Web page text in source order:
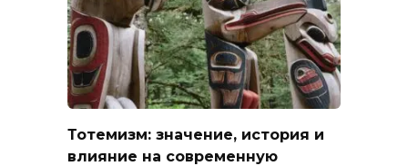
Тотемизм: значение, история и
влияние на современную